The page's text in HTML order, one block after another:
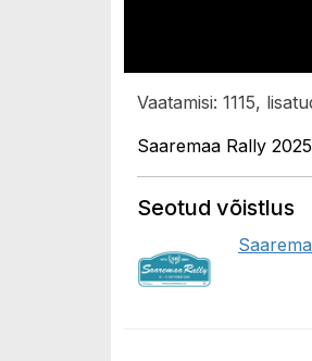
Vaatamisi: 1115,
Saaremaa Rally
Seotud võistlus